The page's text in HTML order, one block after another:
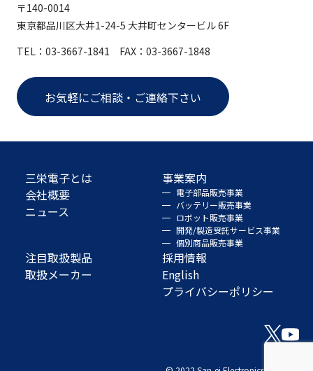
〒140-0014
東京都品川区大井1-24-5 大井町センタービル 6F
TEL：03-3667-1841 FAX：03-3667-1848
お気軽にご相談・ご連絡下さい
三栄電子とは
会社概要
ニュース
事業案内
電子部品販売事業
バッテリー販売事業
ロボット販売事業
開発/製造受託サービス事業
個別商品販売事業
注目取扱製品
取扱メーカー
採用情報
English
プライバシーポリシー